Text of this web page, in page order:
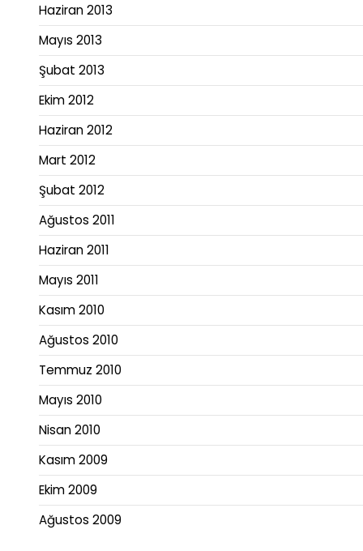
Haziran 2013
Mayıs 2013
Şubat 2013
Ekim 2012
Haziran 2012
Mart 2012
Şubat 2012
Ağustos 2011
Haziran 2011
Mayıs 2011
Kasım 2010
Ağustos 2010
Temmuz 2010
Mayıs 2010
Nisan 2010
Kasım 2009
Ekim 2009
Ağustos 2009